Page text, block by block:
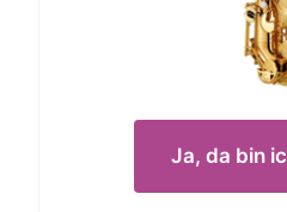
Ja, da bin